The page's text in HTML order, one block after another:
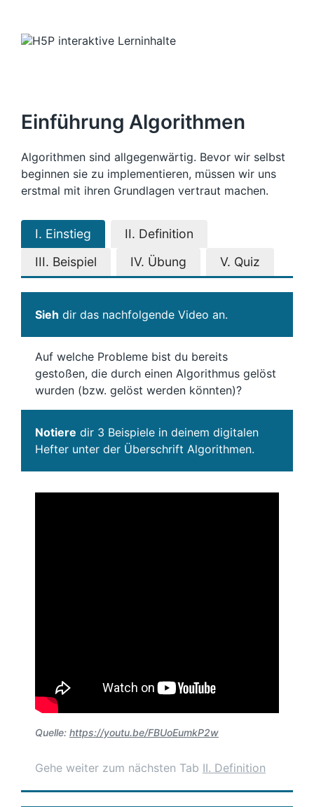
Einführung Algorithmen
Algorithmen sind allgegenwärtig. Bevor wir selbst
beginnen sie zu implementieren, müssen wir uns
erstmal mit ihren Grundlagen vertraut machen.
I. Einstieg
II. Definition
III. Beispiel
IV. Übung V. Quiz
Sieh dir das nachfolgende Video an.
Auf welche Probleme bist du bereits
gestoßen, die durch einen Algorithmus gelöst
wurden (bzw. gelöst werden könnten)?
Notiere dir 3 Beispiele in deinem digitalen
Hefter unter der Überschrift Algorithmen.
Quelle: https://youtu.be/FBUoEumkP2w
Gehe weiter zum nächsten Tab II. Definition